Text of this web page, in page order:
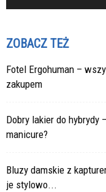
ZOBACZ TEŻ
Fotel Ergohuman –
zakupem
Dobry lakier do hybrydy
manicure?
Bluzy damskie z
je stylowo...